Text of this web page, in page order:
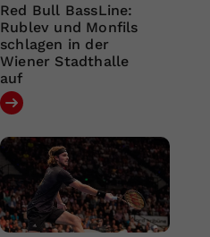
Red Bull BassLine:
Rublev und Monfils
schlagen in der
Wiener Stadthalle
auf